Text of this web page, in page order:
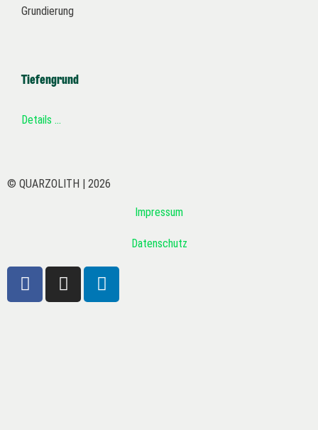
Grundierung
Tiefengrund
Details …
© QUARZOLITH | 2026
Impressum
Datenschutz